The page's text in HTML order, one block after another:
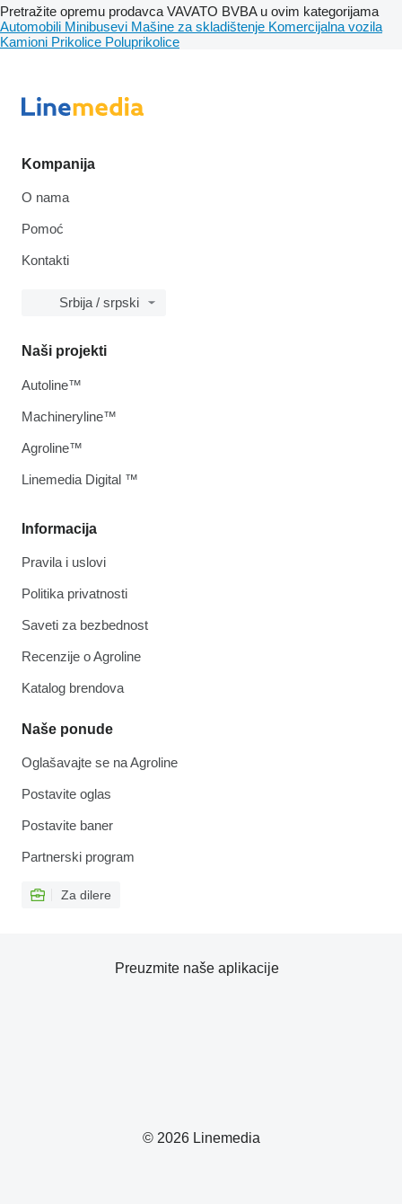
Pretražite opremu prodavca VAVATO BVBA u ovim kategorijama
Automobili Minibusevi Mašine za skladištenje Komercijalna vozila
Kamioni Prikolice Poluprikolice
Kompanija
O nama
Pomoć
Kontakti
Srbija / srpski
Informacija
Pravila i uslovi
Politika privatnosti
Saveti za bezbednost
Recenzije o Agroline
Katalog brendova
Naše ponude
Oglašavajte se na Agroline
Postavite oglas
Postavite baner
Partnerski program
Za dilere
Naši projekti
Autoline™
Machineryline™
Agroline™
Linemedia Digital ™
© 2026 Linemedia
Preuzmite naše aplikacije